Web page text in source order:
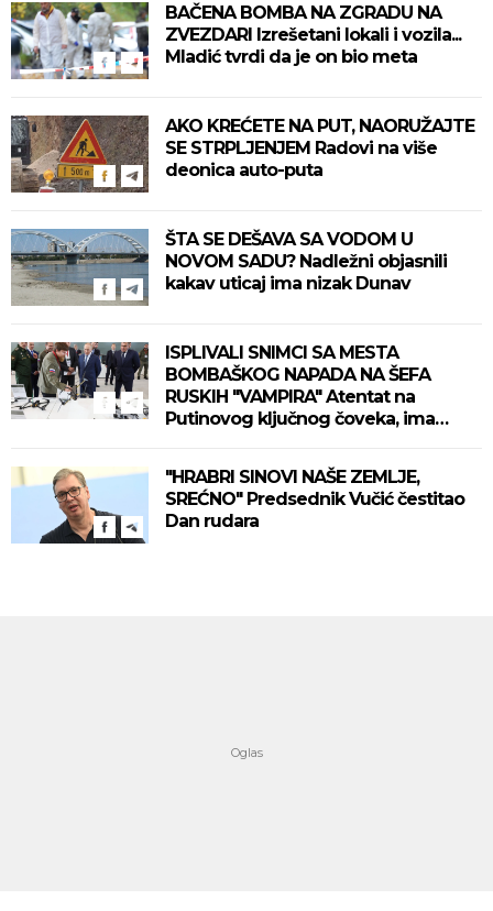
BAČENA BOMBA NA ZGRADU NA
ZVEZDARI Izrešetani lokali i vozila...
Mladić tvrdi da je on bio meta
AKO KREĆETE NA PUT, NAORUŽAJTE
SE STRPLJENJEM Radovi na više
deonica auto-puta
ŠTA SE DEŠAVA SA VODOM U
NOVOM SADU? Nadležni objasnili
kakav uticaj ima nizak Dunav
ISPLIVALI SNIMCI SA MESTA
BOMBAŠKOG NAPADA NA ŠEFA
RUSKIH "VAMPIRA" Atentat na
Putinovog ključnog čoveka, ima
"HRABRI SINOVI NAŠE ZEMLJE,
SREĆNO" Predsednik Vučić čestitao
Dan rudara